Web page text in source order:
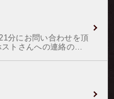
今回のイベントは、
様各位からの持込画
ます。オリジナルオ
ます。オーダーフォー
申請・ご決済をされ
送付頂けます様お願
ンアイコン↓ ↘イメ
のあるものは御使用
エロ画像・グロ画像
する画像・ホストさ
分にお問い合わせを頂
トさんへの連絡の件
座います。フリーメ
で御座います。